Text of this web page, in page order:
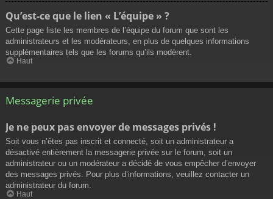
Qu’est-ce que le lien « L’équipe » ?
Cette page liste les membres de l’équipe du forum que sont les
administrateurs et les modérateurs, en plus de quelques informations
supplémentaires tels que les forums qu’ils modèrent.
Haut
Messagerie privée
Je ne peux pas envoyer de messages privés !
Soit vous n’êtes pas inscrit et connecté, soit un administrateur a
désactivé entièrement la messagerie privée sur le forum, soit un
administrateur ou un modérateur a décidé de vous empêcher d’envoyer
des messages privés. Pour plus d’informations, veuillez contacter un
administrateur du forum.
Haut